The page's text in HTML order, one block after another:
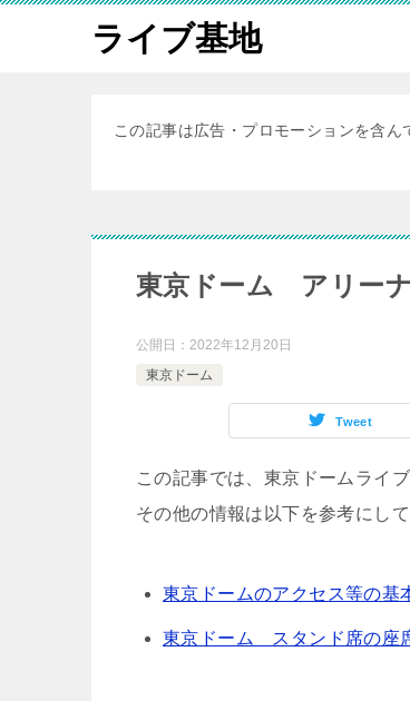
ライブ基地
この記事は広告・プロモーションを含ん
東京ドーム アリー
公開日： 2022年12月20日
東京ドーム
Tweet
この記事では、東京ドームライ
その他の情報は以下を参考にして
東京ドームのアクセス等の基
東京ドーム スタンド席の座